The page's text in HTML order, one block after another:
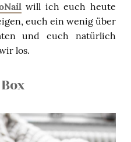
will ich euch heute
euch ein wenig über
und euch natürlich
los.